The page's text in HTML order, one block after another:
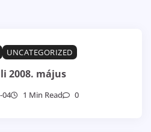
UNCATEGORIZED
2008. május
04 1 Min Read 0